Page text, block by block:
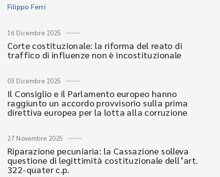
Filippo Ferri
16 Dicembre 2025
Corte costituzionale: la riforma del reato di
traffico di influenze non è incostituzionale
03 Dicembre 2025
Il Consiglio e il Parlamento europeo hanno
raggiunto un accordo provvisorio sulla prima
direttiva europea per la lotta alla corruzione
27 Novembre 2025
Riparazione pecuniaria: la Cassazione solleva
questione di legittimità costituzionale dell’art.
322-quater c.p.